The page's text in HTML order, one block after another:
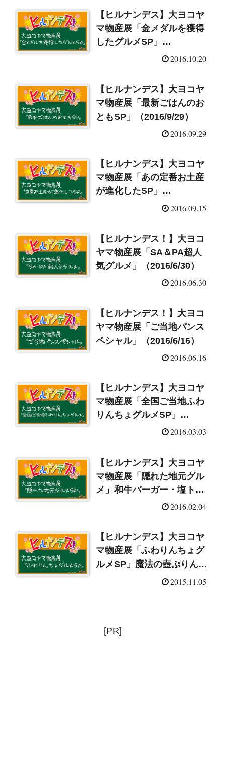
【ヒルナンデス】大ヨコヤ
マ物産展「金メダルを獲得
したグルメSP」
2016.10.20
【ヒルナンデス】大ヨコヤ
マ物産展「最新ごはんのお
ともSP」（2016/9/29）
2016.09.29
【ヒルナンデス】大ヨコヤ
マ物産展「あの定番お土産
が進化したSP」
2016.09.15
【ヒルナンデス！】大ヨコ
ヤマ物産展「SA＆PA超人
気グルメ」（2016/6/30）
2016.06.30
【ヒルナンデス！】大ヨコ
ヤマ物産展「ご当地パンス
ペシャル」（2016/6/16）
2016.06.16
【ヒルナンデス】大ヨコヤ
マ物産展「全国ご当地ふわ
りんちょグルメSP」
2016.03.03
【ヒルナンデス】大ヨコヤ
マ物産展「隠れた地元グル
メ」和牛バーガー・塩トマ
2016.02.04
【ヒルナンデス】大ヨコヤ
マ物産展「ふわりんちょグ
ルメSP」魔法の壺ぷりん・
空気ケーキ(2015/11/5)2015.11.05
[PR]